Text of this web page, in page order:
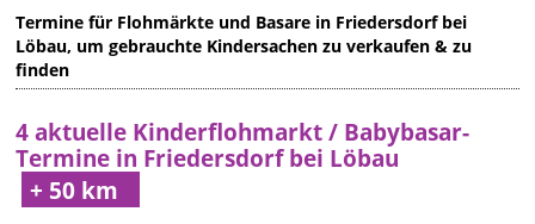
Termine für Flohmärkte und Basare in Friedersdorf bei
Löbau, um gebrauchte Kindersachen zu verkaufen & zu
finden
4 aktuelle Kinderflohmarkt / Babybasar-
Termine in Friedersdorf bei Löbau